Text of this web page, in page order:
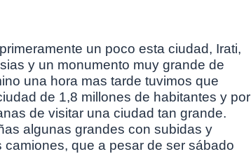
un poco esta ciudad, Irati,
y un monumento muy grande de
una hora mas tarde tuvimos que
de 1,8 millones de habitantes y por
de visitar una ciudad tan grande.
algunas grandes con subidas y
que a pesar de ser sábado